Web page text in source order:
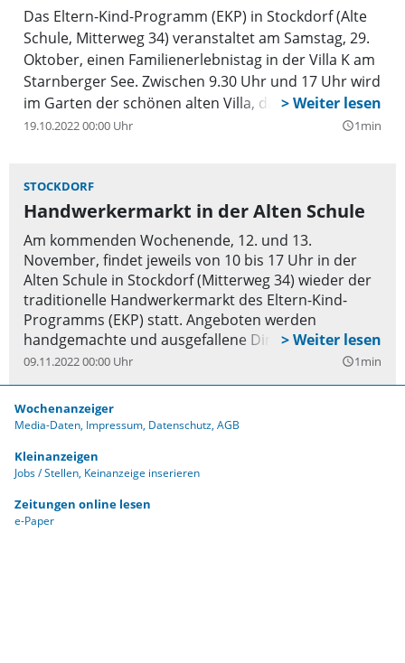
Das Eltern-Kind-Programm (EKP) in Stockdorf (Alte
Schule, Mitterweg 34) veranstaltet am Samstag, 29.
Oktober, einen Familienerlebnistag in der Villa K am
Starnberger See. Zwischen 9.30 Uhr und 17 Uhr wird
im Garten der schönen alten Villa, die zu einem
kreativen Platz für Kinder, Jugendliche und Familien
auch gleich mit der ersten Backaktion eingeweiht.
19.10.2022 00:00 Uhr query_builder1min
STOCKDORF
Handwerkermarkt in der Alten Schule
Am kommenden Wochenende, 12. und 13.
November, findet jeweils von 10 bis 17 Uhr in der
Alten Schule in Stockdorf (Mitterweg 34) wieder der
traditionelle Handwerkermarkt des Eltern-Kind-
Programms (EKP) statt. Angeboten werden
handgemachte und ausgefallene Dinge aus
Naturmaterialien: Keramik, Kränze, Gefilztes,
Gestricktes, Liköre, Marmelade, Essig, Postkarten,
und kleine Geschenke für den Adventskalender. Am
Weihnachtsmarken kaufen, die auf jeder
Weihnachtspost einen liebevollen und besonderen
Akzent setzen. Für die Kinder werden verschiedene
Mitmach-Werkstätten - Nähwerkstatt, Kranzbinden,
09.11.2022 00:00 Uhr query_builder1min
Wochenanzeiger
Media-Daten Impressum Datenschutz AGB
Kleinanzeigen
Jobs / Stellen Keinanzeige inserieren
Zeitungen online lesen
e-Paper